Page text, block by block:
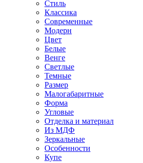
Стиль
Классика
Современные
Модерн
Цвет
Белые
Венге
Светлые
Темные
Размер
Малогабаритные
Форма
Угловые
Отделка и материал
Из МДФ
Зеркальные
Особенности
Купе